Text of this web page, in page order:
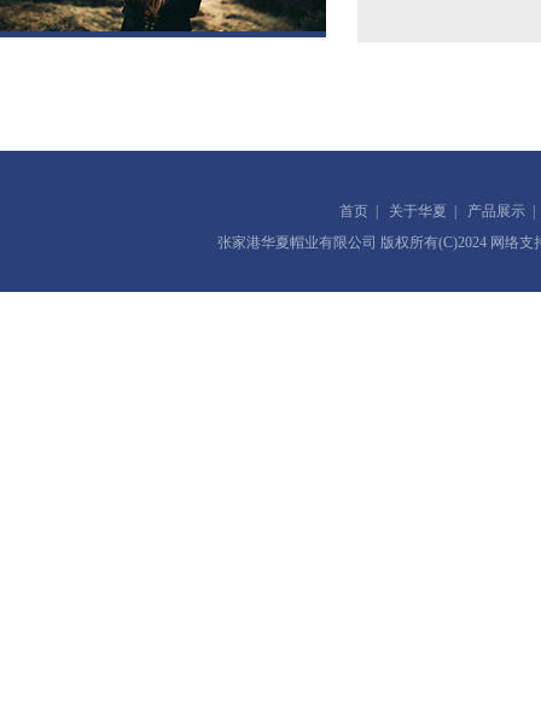
首页 关于华夏 产品展示
张家港华夏帽业有限公司 版权所有(C)2024 网络支